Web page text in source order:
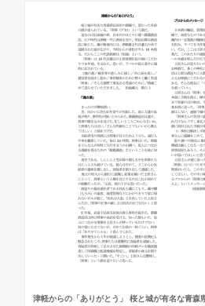
津軽からの「ありがとう」 桜と城が有名な青森